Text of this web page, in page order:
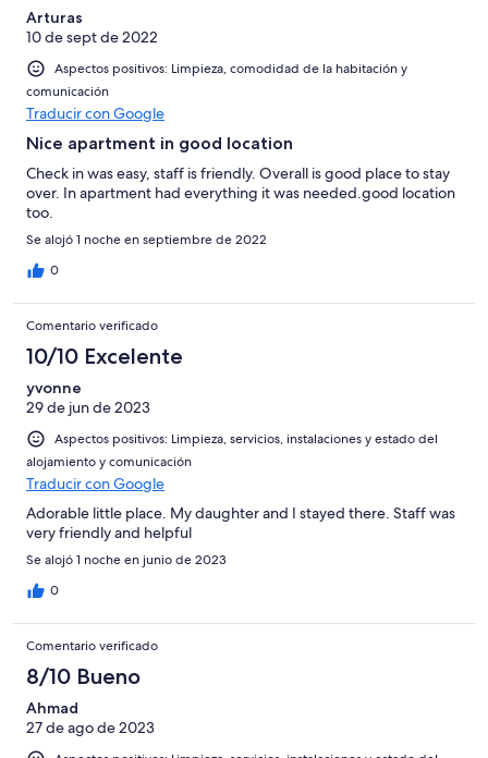
Arturas
10 de sept de 2022
Aspectos positivos: Limpieza, comodidad de la habitación y
comunicación
Traducir con Google
Nice apartment in good location
Check in was easy, staff is friendly. Overall is good place to stay
over. In apartment had everything it was needed.good location
too.
Se alojó 1 noche en septiembre de 2022
0
Comentario verificado
10/10 Excelente
yvonne
29 de jun de 2023
Aspectos positivos: Limpieza, servicios, instalaciones y estado del
alojamiento y comunicación
Traducir con Google
Adorable little place. My daughter and I stayed there. Staff was
very friendly and helpful
Se alojó 1 noche en junio de 2023
0
Comentario verificado
8/10 Bueno
Ahmad
27 de ago de 2023